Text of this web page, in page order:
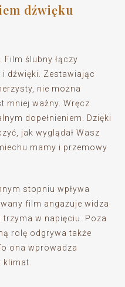
dźwięku
ślubny łączy
dźwięki. Zestawiając
nie można
mniej ważny. Wręcz
dopełnieniem. Dzięki
jak wyglądał Wasz
mamy i przemowy
stopniu wpływa
film angażuje widza
w napięciu. Poza
rolę odgrywa także
ona wprowadza
klimat.